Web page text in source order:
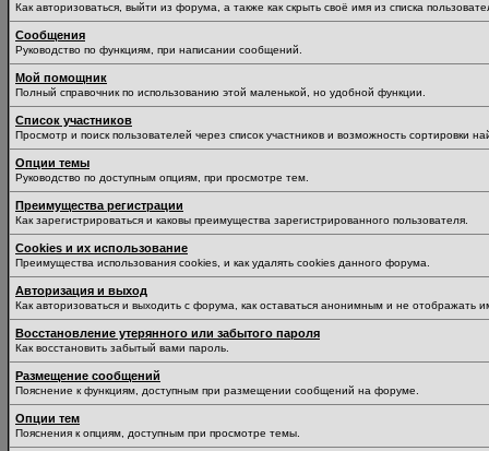
Как авторизоваться, выйти из форума, а также как скрыть своё имя из списка
Сообщения
Руководство по функциям, при написании сообщений.
Мой помощник
Полный справочник по использованию этой маленькой, но удобной функции.
Список участников
Просмотр и поиск пользователей через список участников и возможность сортировки
Опции темы
Руководство по доступным опциям, при просмотре тем.
Преимущества регистрации
Как зарегистрироваться и каковы преимущества зарегистрированного пользователя.
Cookies и их использование
Преимущества использования cookies, и как удалять cookies данного форума.
Авторизация и выход
Как авторизоваться и выходить с форума, как оставаться анонимным и не отображать
Восстановление утерянного или забытого пароля
Как восстановить забытый вами пароль.
Размещение сообщений
Пояснение к функциям, доступным при размещении сообщений на форуме.
Опции тем
Пояснения к опциям, доступным при просмотре темы.